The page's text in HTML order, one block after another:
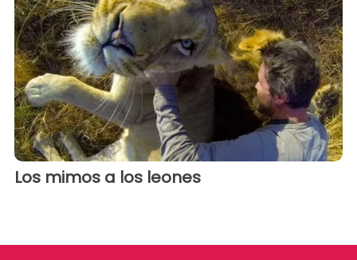
Los mimos a los leones